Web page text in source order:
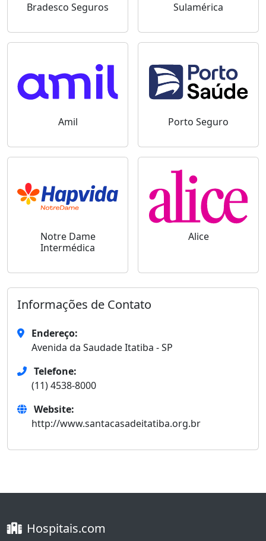
Bradesco Seguros Sulamérica
Amil Porto Seguro
Notre Dame
Intermédica
Alice
Informações de Contato
Endereço:
Avenida da Saudade Itatiba - SP
Telefone:
(11) 4538-8000
Website:
http://www.santacasadeitatiba.org.br
Hospitais.com